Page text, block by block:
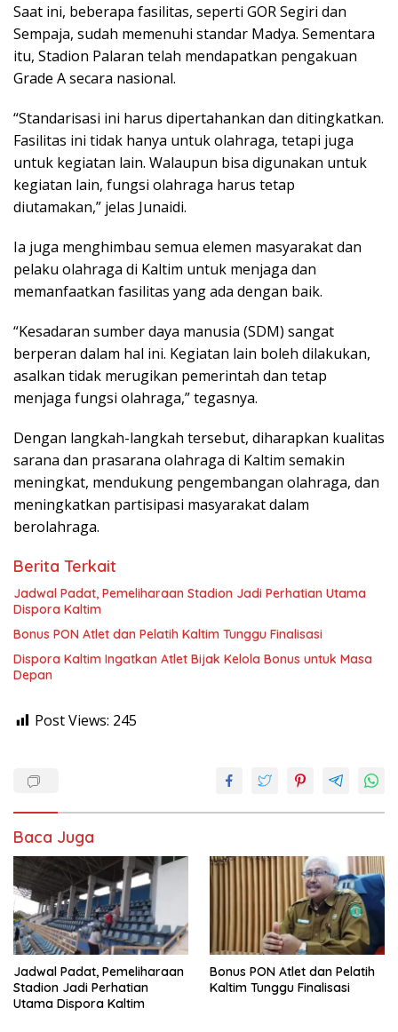
Saat ini, beberapa fasilitas, seperti GOR Segiri dan
Sempaja, sudah memenuhi standar Madya. Sementara
itu, Stadion Palaran telah mendapatkan pengakuan
Grade A secara nasional.
“Standarisasi ini harus dipertahankan dan ditingkatkan.
Fasilitas ini tidak hanya untuk olahraga, tetapi juga
untuk kegiatan lain. Walaupun bisa digunakan untuk
kegiatan lain, fungsi olahraga harus tetap
diutamakan,” jelas Junaidi.
Ia juga menghimbau semua elemen masyarakat dan
pelaku olahraga di Kaltim untuk menjaga dan
memanfaatkan fasilitas yang ada dengan baik.
“Kesadaran sumber daya manusia (SDM) sangat
berperan dalam hal ini. Kegiatan lain boleh dilakukan,
asalkan tidak merugikan pemerintah dan tetap
menjaga fungsi olahraga,” tegasnya.
Dengan langkah-langkah tersebut, diharapkan kualitas
sarana dan prasarana olahraga di Kaltim semakin
meningkat, mendukung pengembangan olahraga, dan
meningkatkan partisipasi masyarakat dalam
berolahraga.
Berita Terkait
Jadwal Padat, Pemeliharaan Stadion Jadi Perhatian Utama
Dispora Kaltim
Bonus PON Atlet dan Pelatih Kaltim Tunggu Finalisasi
Dispora Kaltim Ingatkan Atlet Bijak Kelola Bonus untuk Masa
Depan
Post Views: 245
Baca Juga
Jadwal Padat, Pemeliharaan
Stadion Jadi Perhatian
Utama Dispora Kaltim
Bonus PON Atlet dan Pelatih
Kaltim Tunggu Finalisasi